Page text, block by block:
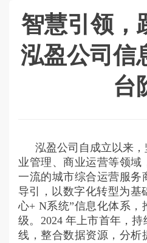
智慧引领，
泓盈公司信
台
泓盈公司自成立以来
业管理、商业运营等领域
一流的城市综合运营服务
导引，以数字化转型为基
心+ N系统”信息化体系
级。2024 年上市首年，
线，整合数据资源，分析